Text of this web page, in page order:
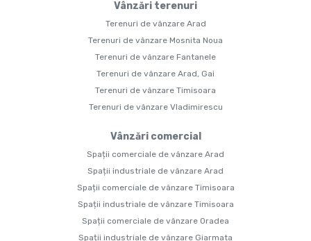
Vânzări terenuri
Terenuri de vânzare Arad
Terenuri de vânzare Mosnita Noua
Terenuri de vânzare Fantanele
Terenuri de vânzare Arad, Gai
Terenuri de vânzare Timisoara
Terenuri de vânzare Vladimirescu
Vânzări comercial
Spații comerciale de vânzare Arad
Spații industriale de vânzare Arad
Spații comerciale de vânzare Timisoara
Spații industriale de vânzare Timisoara
Spații comerciale de vânzare Oradea
Spații industriale de vânzare Giarmata